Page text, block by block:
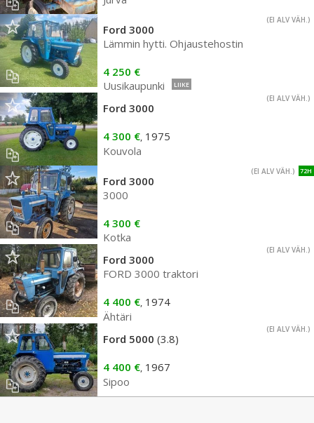
(EI ALV VÄH.)
Ford 3000
Lämmin hytti. Ohjaustehostin
4 250 €
Uusikaupunki
LIIKE
(EI ALV VÄH.)
Ford 3000
4 300 €, 1975
Kouvola
72H
(EI ALV VÄH.)
Ford 3000
3000
4 300 €
Kotka
(EI ALV VÄH.)
Ford 3000
FORD 3000 traktori
4 400 €, 1974
Ähtäri
(EI ALV VÄH.)
Ford 5000 (3.8)
4 400 €, 1967
Sipoo